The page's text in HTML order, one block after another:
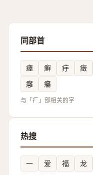
同部首
瘗 癣 㽳 㿂
癰
㿜
与「疒」部相关的字
热搜
一 爱 福 龙